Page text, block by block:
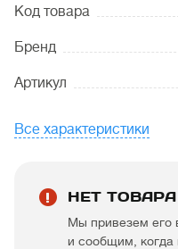
Код товара
Бренд
Артикул
Все характеристики
НЕТ
Мы привезем его
и сообщим, когда